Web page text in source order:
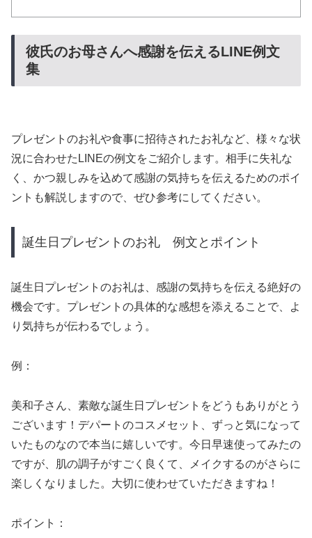
彼氏のお母さんへ感謝を伝えるLINE例文
集
プレゼントのお礼や食事に招待されたお礼など、様々な状
況に合わせたLINEの例文をご紹介します。相手に失礼な
く、かつ親しみを込めて感謝の気持ちを伝えるためのポイ
ントも解説しますので、ぜひ参考にしてください。
誕生日プレゼントのお礼 例文とポイント
誕生日プレゼントのお礼は、感謝の気持ちを伝える絶好の
機会です。プレゼントの具体的な感想を添えることで、よ
り気持ちが伝わるでしょう。
例：
美和子さん、素敵な誕生日プレゼントをどうもありがとう
ございます！デパートのコスメセット、ずっと気になって
いたものなので本当に嬉しいです。今日早速使ってみたの
ですが、肌の調子がすごく良くて、メイクするのがさらに
楽しくなりました。大切に使わせていただきますね！
ポイント：